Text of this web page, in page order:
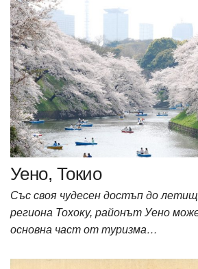
Уено, Токио
Със своя чудесен достъп до
региона Тохоку, районът Уено
основна част от туризма…